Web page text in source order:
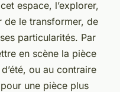
espace, l’explorer,
de le transformer, de
particularités. Par
en scène la pièce
ou au contraire
une pièce plus